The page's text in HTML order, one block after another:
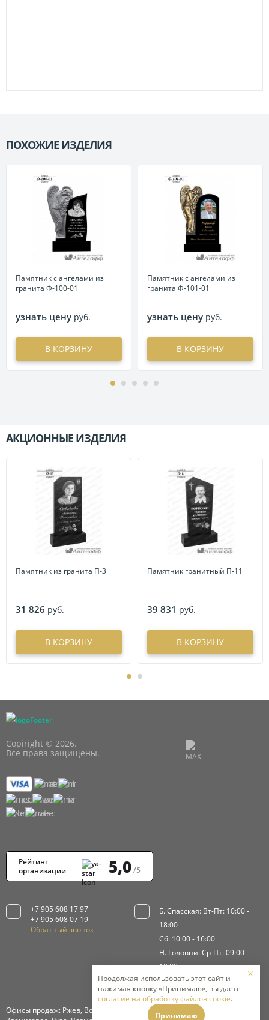
ПОХОЖИЕ ИЗДЕЛИЯ
Памятник с ангелами из
гранита Ф-100-01
узнать цену руб.
В КОРЗИНУ
Памятник с ангелами из
гранита Ф-101-01
узнать цену руб.
В КОРЗИНУ
АКЦИОННЫЕ ИЗДЕЛИЯ
Памятник из гранита П-3
31 826 руб.
В КОРЗИНУ
Памятник гранитный П-11
39 831 руб.
В КОРЗИНУ
Продолжая использовать этот сайт и
нажимая кнопку «Принимаю», вы даете
согласие на обработку файлов cookie.
Принимаю
Copiright © 2026.
Все права защищены.
Рейтинг
организации
5,0/5
+7 905 608 17 97
+7 905 608 07 19
Обратный звонок
Б. Спасская: Вт-Пт: 10:00 -
18:00
Сб: 10:00 - 16:00
Н. Головни: Ср-Пт: 09:00 -
18:00
Сб-Вс: 9:00 - 15:00
Офисы продаж: Ржев, Волоколамск, Истра, Клинский район,